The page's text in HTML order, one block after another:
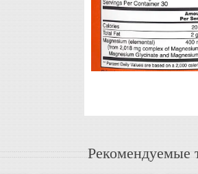
Рекомендуемые